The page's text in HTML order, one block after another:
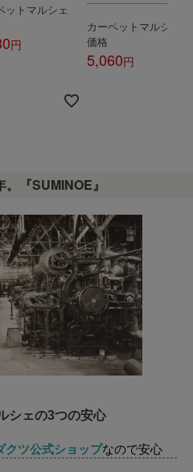
ットマルシェ
カーペットマルシェ
価格
5,060
『SUMINOE』
シェの3つの安心
クツ公式ショップなので安心